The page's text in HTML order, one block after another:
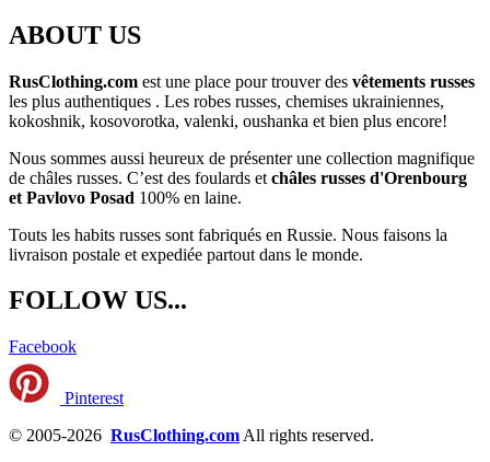
ABOUT US
RusClothing.com est une place pour trouver des vêtements russes
les plus authentiques . Les robes russes, chemises ukrainiennes,
kokoshnik, kosovorotka, valenki, oushanka et bien plus encore!
Nous sommes aussi heureux de présenter une collection magnifique
de châles russes. C’est des foulards et châles russes d'Orenbourg
et Pavlovo Posad 100% en laine.
Touts les habits russes sont fabriqués en Russie. Nous faisons la
livraison postale et expediée partout dans le monde.
FOLLOW US...
Facebook
Pinterest
© 2005-2026 RusClothing.com All rights reserved.